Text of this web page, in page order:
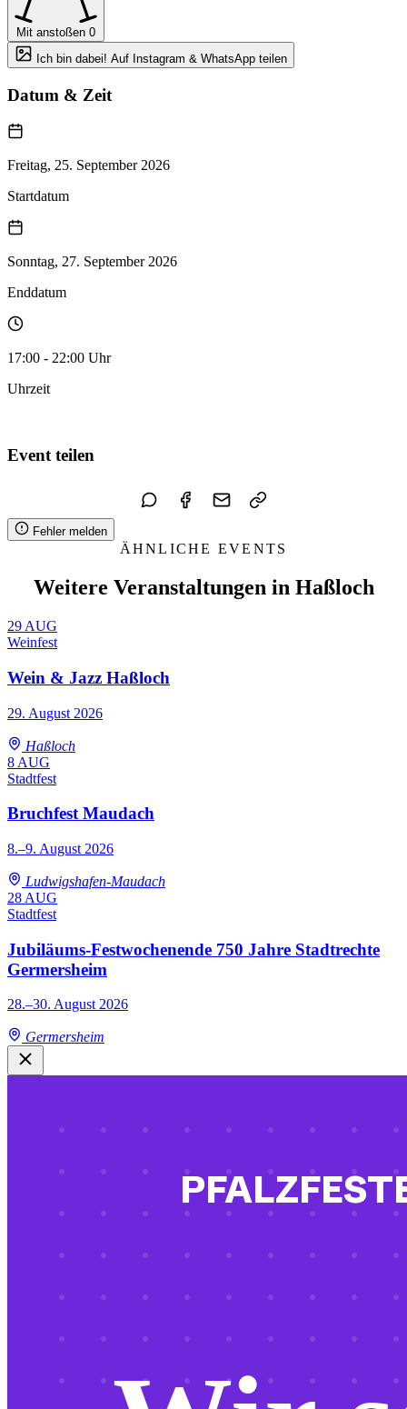
Mit anstoßen 0
Ich bin dabei! Auf Instagram & WhatsApp teilen
Datum & Zeit
Freitag, 25. September 2026
Startdatum
Sonntag, 27. September 2026
Enddatum
17:00 - 22:00 Uhr
Uhrzeit
Event teilen
Fehler melden
ÄHNLICHE EVENTS
Weitere Veranstaltungen in Haßloch
29 AUG
Weinfest
Wein & Jazz Haßloch
29. August 2026
Haßloch
8 AUG
Stadtfest
Bruchfest Maudach
8.–9. August 2026
Ludwigshafen-Maudach
28 AUG
Stadtfest
Jubiläums-Festwochenende 750 Jahre Stadtrechte
Germersheim
28.–30. August 2026
Germersheim